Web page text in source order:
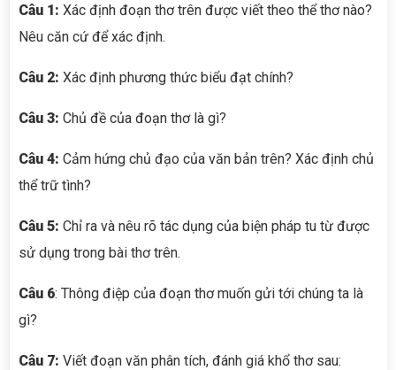
Câu 1: Xác định đoạn thơ trên được viết theo thể thơ nào?
Nêu căn cứ để xác định.
Câu 2: Xác định phương thức biểu đạt chính?
Câu 3: Chủ đề của đoạn thơ là gì?
Câu 4: Cảm hứng chủ đạo của văn bản trên? Xác định chủ
thể trữ tình?
Câu 5: Chỉ ra và nêu rõ tác dụng của biện pháp tu từ được
sử dụng trong bài thơ trên.
Câu 6: Thông điệp của đoạn thơ muốn gửi tới chúng ta là
gì?
Câu 7: Viết đoạn văn phân tích, đánh giá khổ thơ sau: